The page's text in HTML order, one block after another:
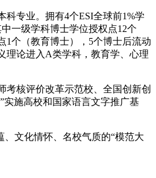
专业。拥有4个ESI全球前1%学
一级学科博士学位授权点12个
1个（教育博士），5个博士后流动
理论进入A类学科，教育学、心理
核评价改革示范校、全国创新创
施高校和国家语言文字推广基
文化情怀、名校气质的“模范大